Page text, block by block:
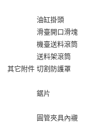
其它附件
油缸掛頭
滑臺開口滑塊
機臺送料滾筒
送料架滾筒
切割防護罩
鋸片
圓管夾具內襯